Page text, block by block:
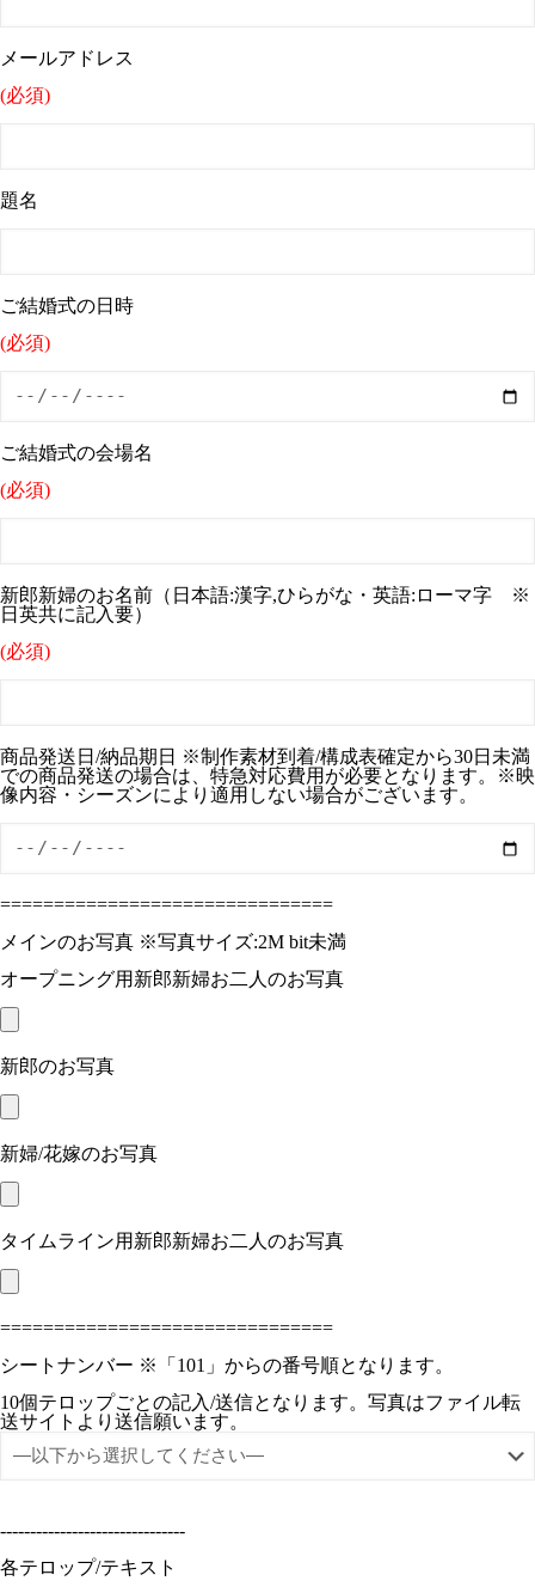
メールアドレス
(必須)
題名
ご結婚式の日時
(必須)
ご結婚式の会場名
(必須)
新郎新婦のお名前（日本語:漢字,ひらがな・英語:ローマ字 ※
日英共に記入要）
(必須)
商品発送日/納品期日 ※制作素材到着/構成表確定から30日未満
での商品発送の場合は、特急対応費用が必要となります。※映
像内容・シーズンにより適用しない場合がございます。
===============================
メインのお写真 ※写真サイズ:2M bit未満
オープニング用新郎新婦お二人のお写真
新郎のお写真
新婦/花嫁のお写真
タイムライン用新郎新婦お二人のお写真
===============================
シートナンバー ※「101」からの番号順となります。
10個テロップごとの記入/送信となります。写真はファイル転
送サイトより送信願います。
-------------------------------
各テロップ/テキスト